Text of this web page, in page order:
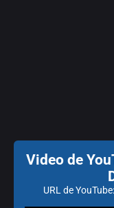
Video de
URL de YouTube: